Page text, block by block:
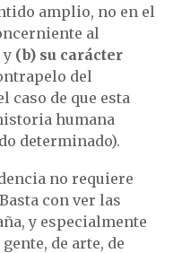
amplio, no en el
al
y (b) su carácter
del
caso de que esta
humana
determinado).
no requiere
con ver las
y especialmente
de arte, de